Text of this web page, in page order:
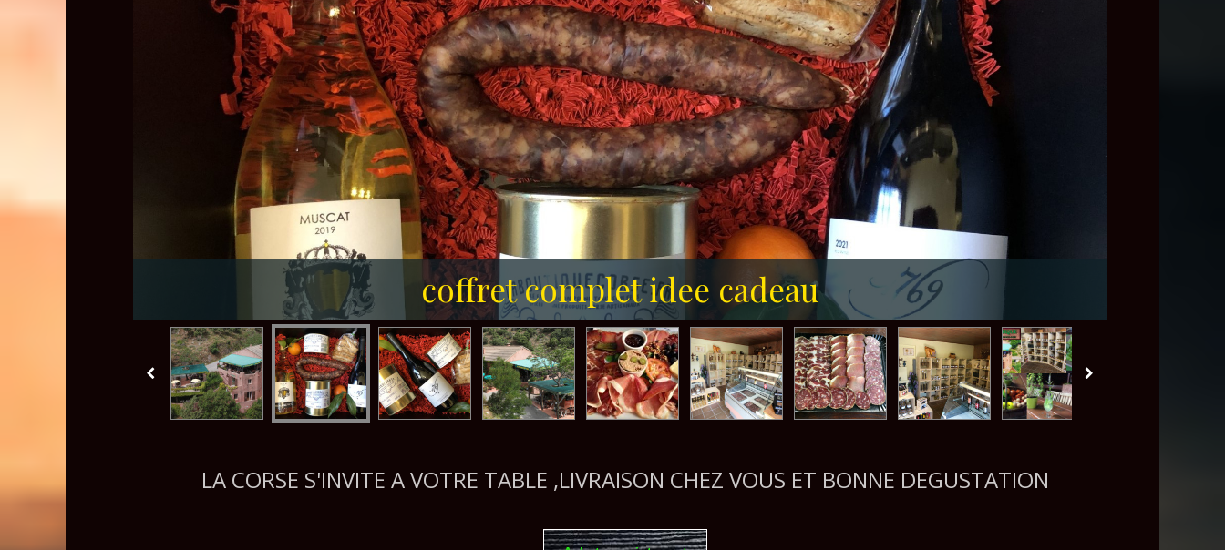
coffret complet idee cadeau
LA CORSE S'INVITE A VOTRE TABLE ,LIVRAISON CHEZ VOUS ET BONNE DEGUSTATION